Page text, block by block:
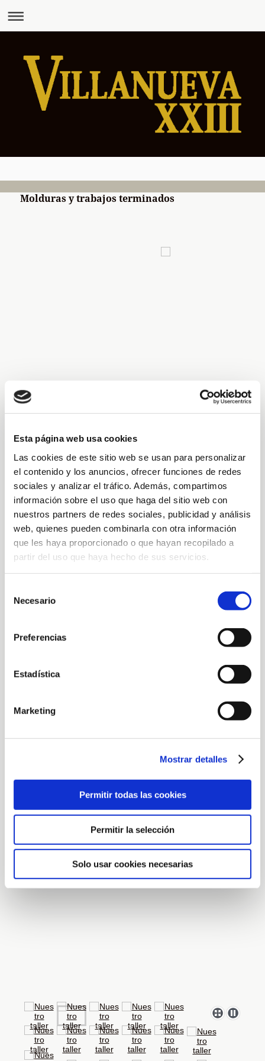
Esta página web usa cookies
Las cookies de este sitio web se usan para personalizar
el contenido y los anuncios, ofrecer funciones de redes
sociales y analizar el tráfico. Además, compartimos
información sobre el uso que haga del sitio web con
nuestros partners de redes sociales, publicidad y análisis
web, quienes pueden combinarla con otra información
que les haya proporcionado o que hayan recopilado a
partir del uso que haya hecho de sus servicios.
Necesario
Preferencias
Estadística
Marketing
Mostrar detalles
Permitir todas las cookies
Permitir la selección
Solo usar cookies necesarias
Molduras y trabajos terminados